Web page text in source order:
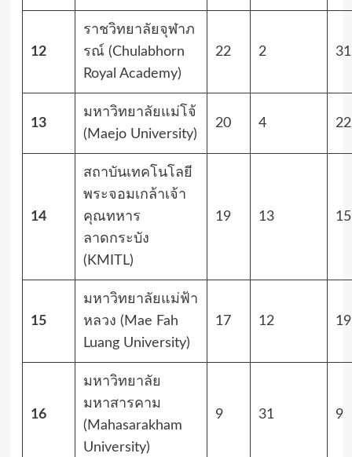
12
ราชวิทยาลัยจุฬาภ
รณ์ (Chulabhorn
Royal Academy)
22 2 31
13
มหาวิทยาลัยแม่โจ้
(Maejo University)
20 4 22
14
สถาบันเทคโนโลยี
พระจอมเกล้าเจ้า
คุณทหาร
ลาดกระบัง
(KMITL)
19 13 15
15
มหาวิทยาลัยแม่ฟ้า
หลวง (Mae Fah
Luang University)
17 12 19
16
มหาวิทยาลัย
มหาสารคาม
(Mahasarakham
University)
9 31 9